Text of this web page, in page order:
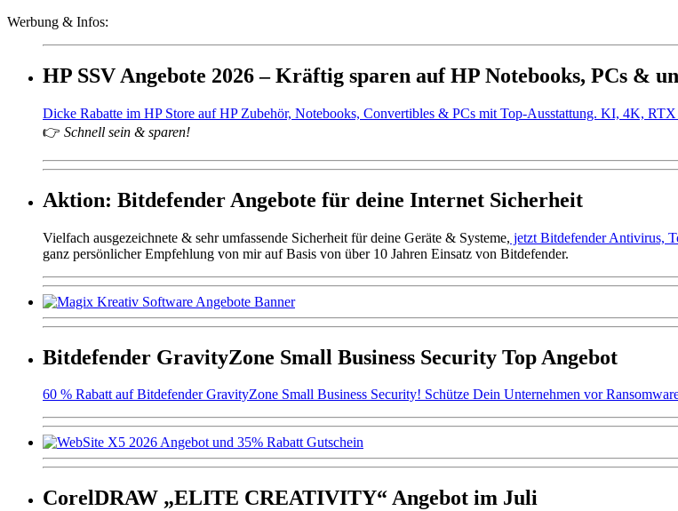
Werbung & Infos:
HP SSV Angebote 2026 – Kräftig sparen auf HP Notebooks, PCs &
Dicke Rabatte im HP Store auf HP Zubehör, Notebooks, Convertibles & PCs mit Top-Ausstattung. KI, 4K,
👉 Schnell sein & sparen!
Aktion: Bitdefender Angebote für deine Internet Sicherheit
Vielfach ausgezeichnete & sehr umfassende Sicherheit für deine Geräte & Systeme, jetzt Bitdefender Antivirus,
ganz persönlicher Empfehlung von mir auf Basis von über 10 Jahren Einsatz von Bitdefender.
Bitdefender GravityZone Small Business Security Top Angebot
60 % Rabatt auf Bitdefender GravityZone Small Business Security! Schütze Dein Unternehmen vor
CorelDRAW „ELITE CREATIVITY“ Angebot im Juli